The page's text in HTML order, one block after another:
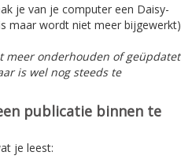
je van je computer een Daisy-
maar wordt niet meer bijgewerkt)
meer onderhouden of geüpdatet
is wel nog steeds te
publicatie binnen te
je leest: